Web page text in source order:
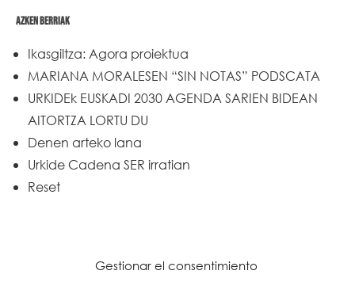
Gestionar el consentimiento
AZKEN BERRIAK
Ikasgiltza: Agora proiektua
MARIANA MORALESEN “SIN NOTAS” PODSCATA
URKIDEk EUSKADI 2030 AGENDA SARIEN BIDEAN
AITORTZA LORTU DU
Denen arteko lana
Urkide Cadena SER irratian
Reset